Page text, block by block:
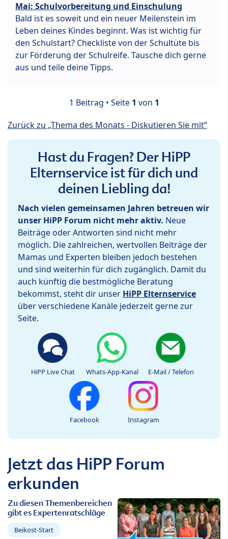
Mai: Schulvorbereitung und Einschulung
Bald ist es soweit und ein neuer Meilenstein im
Leben deines Kindes beginnt. Was ist wichtig für
den Schulstart? Checkliste von der Schultüte bis
zur Förderung der Schulreife. Tausche dich gerne
aus und teile deine Tipps.
1 Beitrag • Seite 1 von 1
Zurück zu „Thema des Monats - Diskutieren Sie mit“
Hast du Fragen? Der HiPP
Elternservice ist für dich und
deinen Liebling da!
Nach vielen gemeinsamen Jahren betreuen wir
unser HiPP Forum nicht mehr aktiv. Neue
Beiträge oder Antworten sind nicht mehr
möglich. Die zahlreichen, wertvollen Beiträge der
Mamas und Experten bleiben jedoch bestehen
und sind weiterhin für dich zugänglich. Damit du
auch künftig die bestmögliche Beratung
bekommst, steht dir unser HiPP Elternservice
über verschiedene Kanäle jederzeit gerne zur
Seite.
HiPP Live Chat Whats-App-Kanal E-Mail / Telefon
Facebook Instagram
Jetzt das HiPP Forum
erkunden
Zu diesen Themenbereichen
gibt es Expertenratschläge
Beikost-Start